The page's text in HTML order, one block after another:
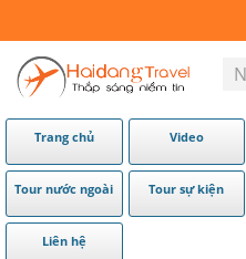
Trang chủ Video
Tour nước ngoài Tour sự kiện
Liên hệ